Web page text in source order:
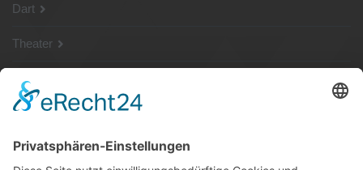
Dart
Theater
SG Shop
Sponsoren
Kontakt